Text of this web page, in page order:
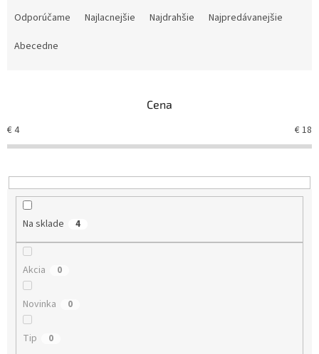
Odporúčame Najlacnejšie Najdrahšie
Najpredávanejšie
Abecedne
Cena
€4 €18
Na sklade 4
Akcia 0
Novinka 0
Tip 0